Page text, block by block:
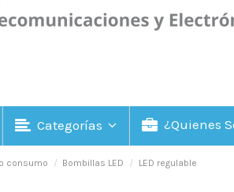
Categorías ¿Quienes
consumo Bombillas LED LED regulable